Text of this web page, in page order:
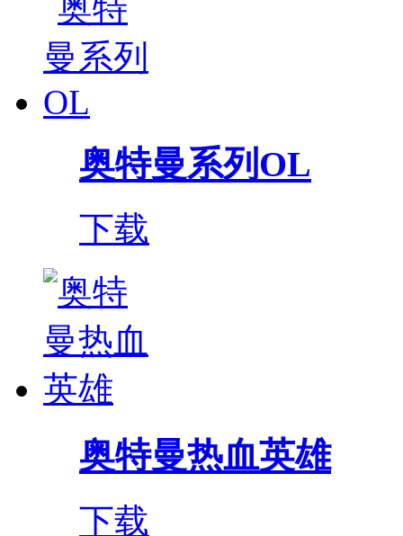
奥特曼系列OL
下载
奥特曼热血英雄
下载